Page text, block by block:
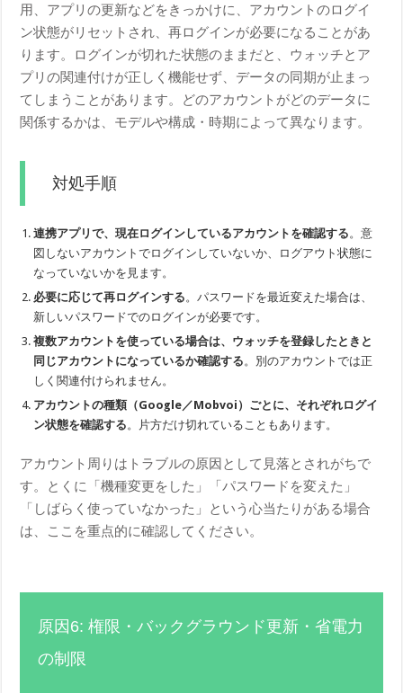
用、アプリの更新などをきっかけに、アカウントのログイ
ン状態がリセットされ、再ログインが必要になることがあ
ります。ログインが切れた状態のままだと、ウォッチとア
プリの関連付けが正しく機能せず、データの同期が止まっ
てしまうことがあります。どのアカウントがどのデータに
関係するかは、モデルや構成・時期によって異なります。
対処手順
連携アプリで、現在ログインしているアカウントを確認する 。意
図しないアカウントでログインしていないか、ログアウト状態に
なっていないかを見ます。
必要に応じて再ログインする 。パスワードを最近変えた場合は、
新しいパスワードでのログインが必要です。
複数アカウントを使っている場合は、ウォッチを登録したときと
同じアカウントになっているか確認する 。別のアカウントでは正
しく関連付けられません。
アカウントの種類（Google／Mobvoi）ごとに、それぞれログイ
ン状態を確認する 。片方だけ切れていることもあります。
アカウント周りはトラブルの原因として見落とされがちで
す。とくに「機種変更をした」「パスワードを変えた」
「しばらく使っていなかった」という心当たりがある場合
は、ここを重点的に確認してください。
原因6: 権限・バックグラウンド更新・省電力
の制限